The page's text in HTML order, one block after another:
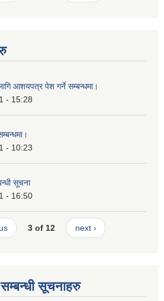
आशयपत्र पेश गर्ने सम्बन्धमा।
- 15:28
- 10:23
सूचना
- 16:50
3 of 12 next ›
सूचनाहरु